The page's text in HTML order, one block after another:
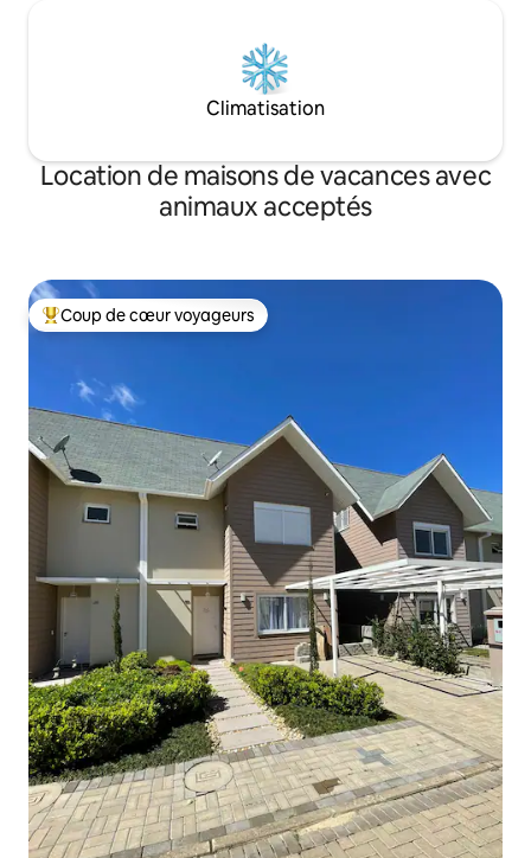
Climatisation
Location de maisons de vacances avec
animaux acceptés
Coups de cœur voyageurs les plus appréciés
Coup de cœur voyageurs